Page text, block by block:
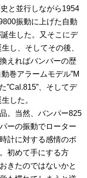
と並行しながら1954
振動に上げた自動
生した。又そこにデ
し、そしてその後、
えればバンパーの歴
巻アラームモデル”M
”Cal.815”、そしてデ
した。
。当然、バンパー825
ーの振動でローター
計に対する感情のボ
初めて手にする方
きたのではないかと